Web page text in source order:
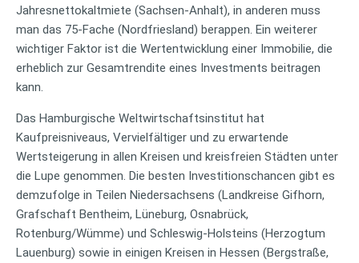
Jahresnettokaltmiete (Sachsen-Anhalt), in anderen muss
man das 75-Fache (Nordfriesland) berappen. Ein weiterer
wichtiger Faktor ist die Wertentwicklung einer Immobilie, die
erheblich zur Gesamtrendite eines Investments beitragen
kann.
Das Hamburgische Weltwirtschaftsinstitut hat
Kaufpreisniveaus, Vervielfältiger und zu erwartende
Wertsteigerung in allen Kreisen und kreisfreien Städten unter
die Lupe genommen. Die besten Investitionschancen gibt es
demzufolge in Teilen Niedersachsens (Landkreise Gifhorn,
Grafschaft Bentheim, Lüneburg, Osnabrück,
Rotenburg/Wümme) und Schleswig-Holsteins (Herzogtum
Lauenburg) sowie in einigen Kreisen in Hessen (Bergstraße,